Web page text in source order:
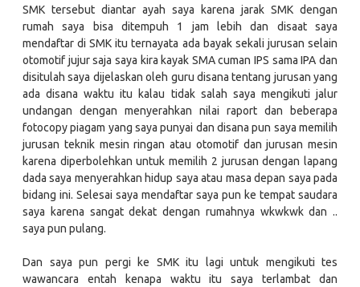
SMK tersebut diantar ayah saya karena jarak SMK dengan
rumah saya bisa ditempuh 1 jam lebih dan disaat saya
mendaftar di SMK itu ternayata ada bayak sekali jurusan selain
otomotif jujur saja saya kira kayak SMA cuman IPS sama IPA dan
disitulah saya dijelaskan oleh guru disana tentang jurusan yang
ada disana waktu itu kalau tidak salah saya mengikuti jalur
undangan dengan menyerahkan nilai raport dan beberapa
fotocopy piagam yang saya punyai dan disana pun saya memilih
jurusan teknik mesin ringan atau otomotif dan jurusan mesin
karena diperbolehkan untuk memilih 2 jurusan dengan lapang
dada saya menyerahkan hidup saya atau masa depan saya pada
bidang ini. Selesai saya mendaftar saya pun ke tempat saudara
saya karena sangat dekat dengan rumahnya wkwkwk dan ..
saya pun pulang.
Dan saya pun pergi ke SMK itu lagi untuk mengikuti tes
wawancara entah kenapa waktu itu saya terlambat dan